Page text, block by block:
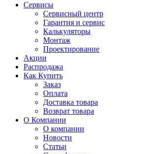
Сервисы
Сервисный центр
Гарантия и сервис
Калькуляторы
Монтаж
Проектирование
Акции
Распродажа
Как Купить
Заказ
Оплата
Доставка товара
Возврат товара
О Компании
О компании
Новости
Статьи